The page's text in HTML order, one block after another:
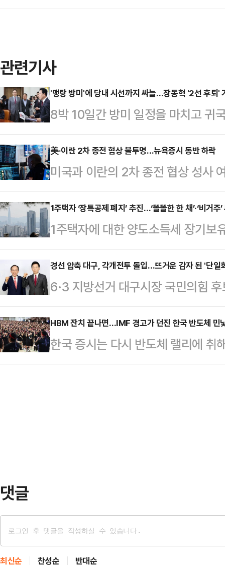
관련기사
'맹탕 방미'에 당내 시선까지 싸늘…장동혁 '2선 후퇴'
8박 10일간 방미 일정을 마치고 귀
발표에 나섰으나, 당내 시선은 여전
거를 앞두고 미국행에 오른 시점이
후퇴' 요구 목소리가 점차 커지는
전 국회에서 기자회견을 열고 "지
고민이 있었고 논란이 따를 것도 충
정권의 잇따른 외교 참사로 대한민
미를 결정했다"고 …
美·이란 2차 종전 협상 불투명…뉴욕증시 동반 하락
미국과 이란의 2차 종전 협상 성사
했다.CNN 방송에 따르면 뉴욕증
우존스지수는 20일(현지시간) 전
4만 9442.69에 마감했다. 대형주
(0.24%) 하락한 7109.16을 기록
64.09포인트(0.26%) 떨어진 2만
도널드 트럼프 미국 대통령은 이란
1주택자 ‘장특공제 폐지’ 추진…‘똘똘한 한 채’·‘비거주
1주택자에 대한 양도소득세 장기보
하는 방안이 정부와 여권을 중심으
울 핵심 지역의 ‘똘똘한 한 채’ 현상
자에게까지 세제 혜택을 부여하는
다.다만 1주택자에 대한 양도세 부
축을 초래할 수 있다는 우려도 동
“단기 차익 투기 수요와 무관”21일
에 대한 장특공제 등 세제…
경선 압축 대구, 각개전투 돌입…뜨거운 감자 된 '단일
6·3 지방선거 대구시장 국민의힘
결로 압축됐다. 컷오프(공천 배제)
거부 선언까지 겹치며 대구 선거
면, 국민의힘 공천관리위원회는 지
출자로 확정했다. 이에 따라 지역
HBM 잔치 끝나면…IMF 경고가 던진 한국 반도체 민
한국 증시는 다시 반도체 랠리에
역폭메모리(HBM) 슈퍼사이클 기
댓글
최신순 찬성순 반대순